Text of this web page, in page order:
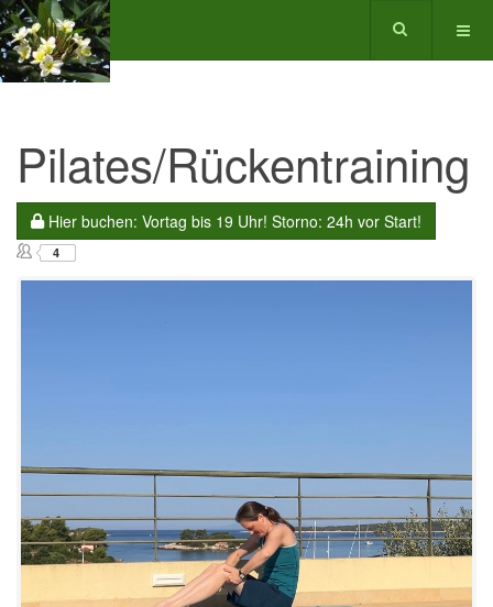
Pilates/Rückentraining
Hier buchen: Vortag bis 19 Uhr! Storno: 24h vor Start!
4